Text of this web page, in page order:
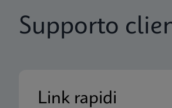
Supporto
Link rapidi